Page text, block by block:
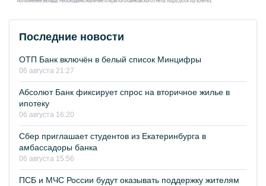
Последние новости
ОТП Банк включён в белый список Минцифры
06 августа 21:27
Абсолют Банк фиксирует спрос на вторичное жилье в
ипотеку
06 августа 16:20
Сбер приглашает студентов из Екатеринбурга в
амбассадоры банка
06 августа 15:56
ПСБ и МЧС России будут оказывать поддержку жителям